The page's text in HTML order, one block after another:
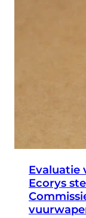
Evaluatie
Ecorys